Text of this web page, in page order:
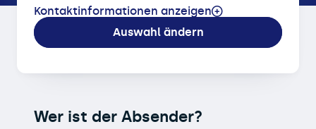
Kontaktinformationen anzeigen
Auswahl ändern
Wer ist der Absender?